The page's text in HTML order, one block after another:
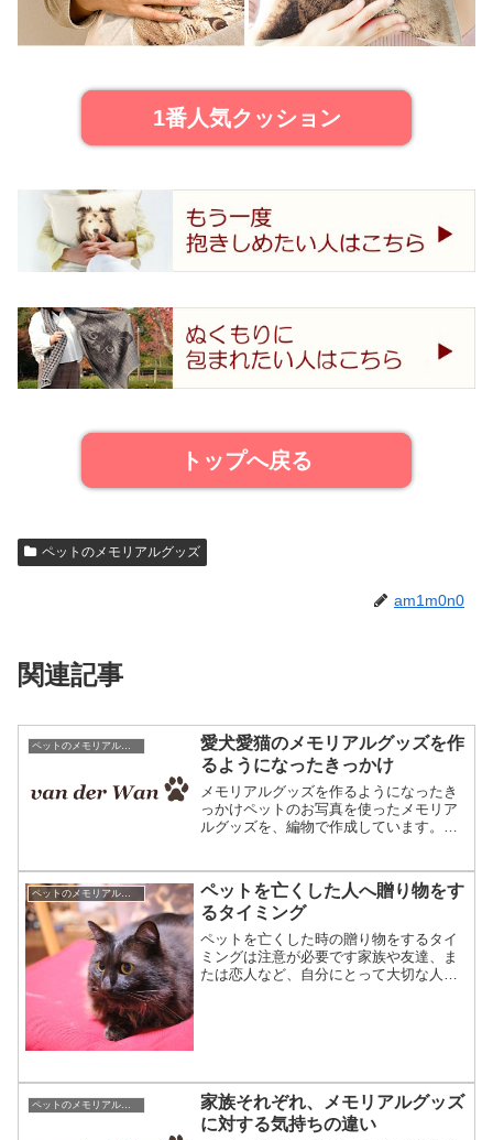
1番人気クッション
トップへ戻る
ペットのメモリアルグッズ
am1m0n0
関連記事
ペットのメモリアルグッズ
愛犬愛猫のメモリアルグッズを作
るようになったきっかけ
メモリアルグッズを作るようになったき
っかけペットのお写真を使ったメモリア
ルグッズを、編物で作成しています。こ
に色々なことを教えてくれます。そして
最後に何かを残してお星様...
ペットを亡くした人へ贈り物をす
るタイミング
ペットを亡くした時の贈り物をするタイ
ミングは注意が必要です家族や友達、ま
たは恋人など、自分にとって大切な人が
家族それぞれ、メモリアルグッズ
に対する気持ちの違い